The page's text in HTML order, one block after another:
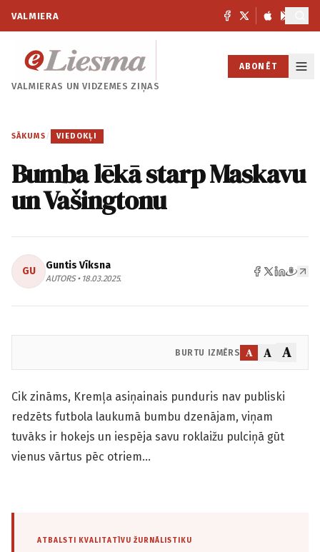
VALMIERA
VALMIERAS UNVIDZEMES ZIŅAS
ABONĒT
SĀKUMS / VIEDOKĻI
Bumba lēkā starp Maskavu
un Vašingtonu
GU Guntis Vīksna
AUTORS • 18.03.2025.
BURTU IZMĒRS A A A
Cik zināms, Kremļa asiņainais punduris nav publiski
redzēts futbola laukumā bumbu dzenājam, viņam
tuvāks ir hokejs un iespēja savu roklaižu pulciņā gūt
vienus vārtus pēc otriem…
ATBALSTI KVALITATĪVU ŽURNĀLISTIKU